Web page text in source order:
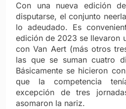
Con una nueva edición
disputarse, el conjunto
lo adeudado. Es
edición de 2023 se llevaron
con Van Aert (más otros
las que se suman cuatro
Básicamente se hicieron
que la competencia
excepción de tres
asomaron la nariz.